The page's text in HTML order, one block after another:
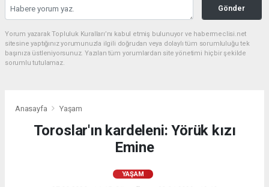
Gönder
Yorum yazarak Topluluk Kuralları’nı kabul etmiş bulunuyor ve habermeclisi.net
sitesine yaptığınız yorumunuzla ilgili doğrudan veya dolaylı tüm sorumluluğu tek
başınıza üstleniyorsunuz. Yazılan tüm yorumlardan site yönetimi hiçbir şekilde
sorumlu tutulamaz.
Anasayfa Yaşam
Toroslar'ın kardeleni: Yörük kızı
Emine
YAŞAM